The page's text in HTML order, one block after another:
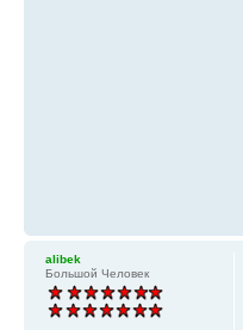
alibek
Большой Человек